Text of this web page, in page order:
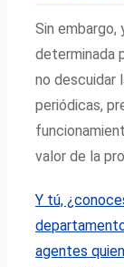
Sin embargo,
determinada
no descuidar
periódicas,
valor de la
Y tú,
agentes